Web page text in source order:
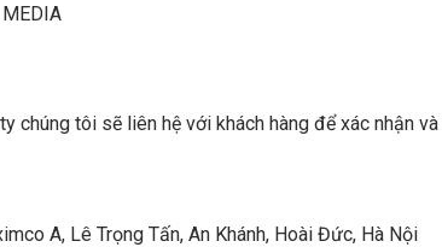
MEDIA
chúng tôi sẽ liên hệ với khách hàng để xác nhận
A, Lê Trọng Tấn, An Khánh, Hoài Đức, Hà Nội